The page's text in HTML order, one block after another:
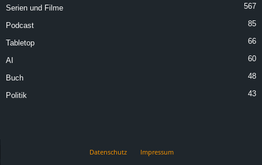
Serien und Filme 567
Podcast 85
Tabletop 66
AI 60
Buch 48
Politik 43
Datenschutz
Impressum